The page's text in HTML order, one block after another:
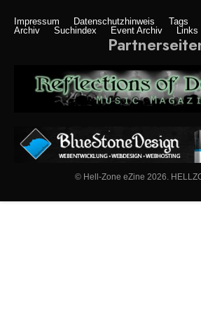
Impressum Datenschutzhinweis
Tags
Archiv
Suchindex Event Archiv Links
© Hell-Zone eZine 2026.